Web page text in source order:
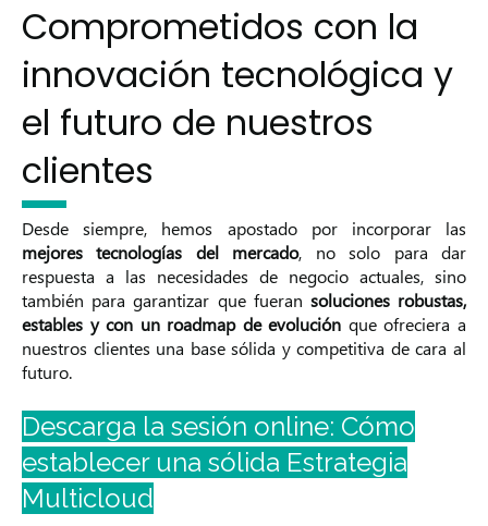
Comprometidos con la
innovación tecnológica y
el futuro de nuestros
clientes
Desde siempre, hemos apostado por incorporar las
mejores tecnologías del mercado, no solo para dar
respuesta a las necesidades de negocio actuales, sino
también para garantizar que fueran soluciones robustas,
estables y con un roadmap de evolución que ofreciera a
nuestros clientes una base sólida y competitiva de cara al
futuro.
Descarga la sesión online: Cómo
establecer una sólida Estrategia
Multicloud